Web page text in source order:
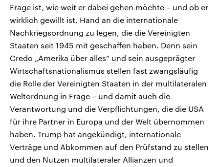
Frage ist, wie weit er dabei gehen möchte – und ob er
wirklich gewillt ist, Hand an die internationale
Nachkriegsordnung zu legen, die die Vereinigten
Staaten seit 1945 mit geschaffen haben. Denn sein
Credo „Amerika über alles“ und sein ausgeprägter
Wirtschaftsnationalismus stellen fast zwangsläufig
die Rolle der Vereinigten Staaten in der multilateralen
Weltordnung in Frage – und damit auch die
Verantwortung und die Verpflichtungen, die die USA
für ihre Partner in Europa und der Welt übernommen
haben. Trump hat angekündigt, internationale
Verträge und Abkommen auf den Prüfstand zu stellen
und den Nutzen multilateraler Allianzen und